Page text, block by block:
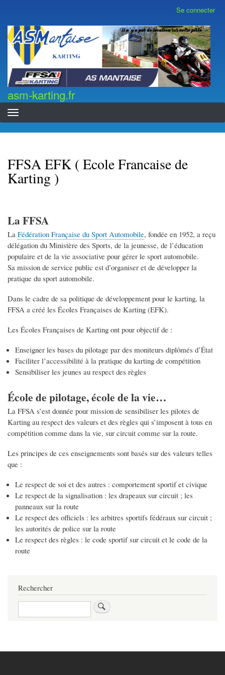
contenu
principal
compte
de
l'utilisateur
Se connecter
asm-karting.fr
asm-karting.fr
FFSA EFK ( Ecole Francaise de
Karting )
La FFSA
La Fédération Française du Sport Automobile, fondée en 1952, a reçu
délégation du Ministère des Sports, de la jeunesse, de l’éducation
populaire et de la vie associative pour gérer le sport automobile.
Sa mission de service public est d’organiser et de développer la
pratique du sport automobile.
Dans le cadre de sa politique de développement pour le karting, la
FFSA a créé les Écoles Françaises de Karting (EFK).
Les Écoles Françaises de Karting ont pour objectif de :
Enseigner les bases du pilotage par des moniteurs diplômés d’État
Faciliter l’accessibilité à la pratique du karting de compétition
Sensibiliser les jeunes au respect des règles
École de pilotage, école de la vie…
La FFSA s’est donnée pour mission de sensibiliser les pilotes de
Karting au respect des valeurs et des règles qui s’imposent à tous en
compétition comme dans la vie, sur circuit comme sur la route.
Les principes de ces enseignements sont basés sur des valeurs telles
que :
Le respect de soi et des autres : comportement sportif et civique
Le respect de la signalisation : les drapeaux sur circuit ; les
panneaux sur la route
Le respect des officiels : les arbitres sportifs fédéraux sur circuit ;
les autorités de police sur la route
Le respect des règles : le code sportif sur circuit et le code de la
route
Rechercher
Rechercher